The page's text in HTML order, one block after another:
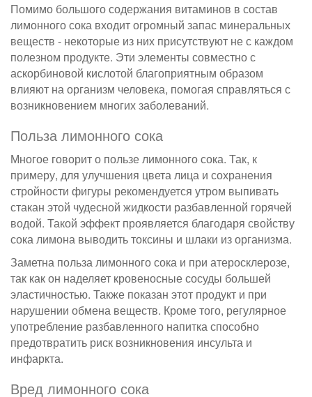
Помимо большого содержания витаминов в состав
лимонного сока входит огромный запас минеральных
веществ - некоторые из них присутствуют не с каждом
полезном продукте. Эти элементы совместно с
аскорбиновой кислотой благоприятным образом
влияют на организм человека, помогая справляться с
возникновением многих заболеваний.
Польза лимонного сока
Многое говорит о пользе лимонного сока. Так, к
примеру, для улучшения цвета лица и сохранения
стройности фигуры рекомендуется утром выпивать
стакан этой чудесной жидкости разбавленной горячей
водой. Такой эффект проявляется благодаря свойству
сока лимона выводить токсины и шлаки из организма.
Заметна польза лимонного сока и при атеросклерозе,
так как он наделяет кровеносные сосуды большей
эластичностью. Также показан этот продукт и при
нарушении обмена веществ. Кроме того, регулярное
употребление разбавленного напитка способно
предотвратить риск возникновения инсульта и
инфаркта.
Вред лимонного сока